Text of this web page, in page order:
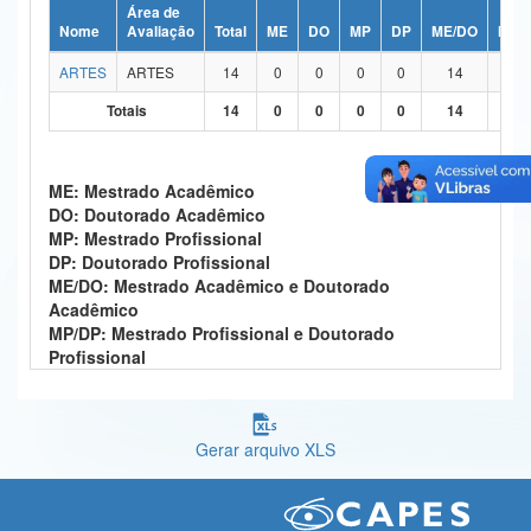
Ministério da Ciência, Tecnologia, Inovações e Comunicações
Ministério do Meio Ambiente
Controladoria-Geral da União
Ministério da Mulher, da Família e dos Direitos Humanos
Secretaria-Geral
Secretaria de Governo
Nome
Área de
Avaliação
Total ME DO MP DP ME/DO
MP/
ARTES
ARTES 14 0 0 0 0 14
Totais
14 0 0 0 0 14
ME: Mestrado Acadêmico
DO: Doutorado Acadêmico
MP: Mestrado Profissional
DP: Doutorado Profissional
ME/DO: Mestrado Acadêmico e Doutorado
Acadêmico
MP/DP: Mestrado Profissional e Doutorado
Profissional
Gerar arquivo XLS